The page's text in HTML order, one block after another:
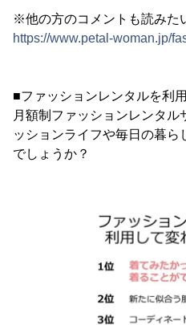
※他の方のコメントも読みた
https://www.petal-woman.jp/
■ファッションレンタルを利
月額制ファッションレンタ
ッションライフや毎日の暮
でしょうか？